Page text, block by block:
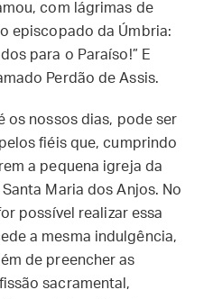
com lágrimas de
episcopado da Úmbria:
para o Paraíso!” E
Perdão de Assis.
os nossos dias, pode ser
fiéis que, cumprindo
a pequena igreja da
Maria dos Anjos. No
possível realizar essa
a mesma indulgência,
de preencher as
sacramental,